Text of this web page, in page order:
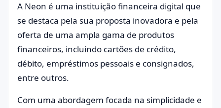
A Neon é uma instituição financeira digital que
se destaca pela sua proposta inovadora e pela
oferta de uma ampla gama de produtos
financeiros, incluindo cartões de crédito,
débito, empréstimos pessoais e consignados,
entre outros.
Com uma abordagem focada na simplicidade e